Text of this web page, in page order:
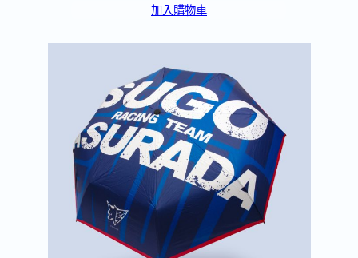
加入購物車